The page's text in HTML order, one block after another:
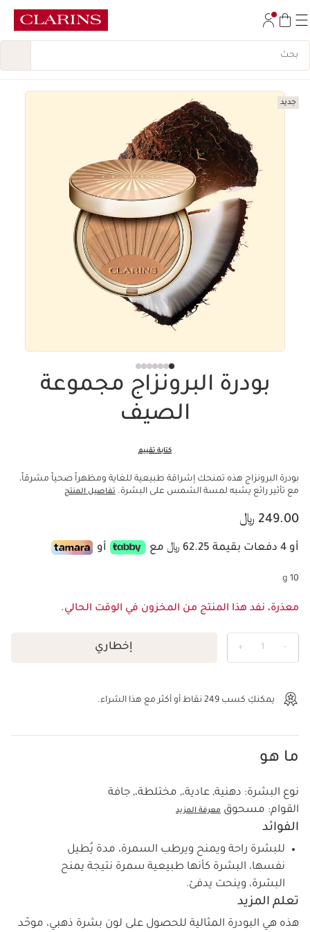
تخط إلى المحتوى
جديد
بودرة البرونزاج مجموعة
الصيف
كتابة تقييم
بودرة البرونزاج هذه تمنحك إشراقة طبيعية للغاية ومظهراً صحياً مشرقاً،
مع تأثير رائع يشبه لمسة الشمس على البشرة. تفاصيل المنتج
السعر الحالي هو 249.00 ﷼
249.00 ﷼
أو 4 دفعات بقيمة 62.25 ﷼ مع أو
10 g
معذرة، نفد هذا المنتج من المخزون في الوقت الحالي.
-
1
+ إخطاري
يمكنكِ كسب 249 نقاط أو أكثر مع هذا الشراء.
ما هو
نوع البشرة: دهنية, عادية،, مختلطة،, جافة
القوام: مسحوق معرفة المزيد
الفوائد
للبشرة راحة ويمنح ويرطب السمرة، مدة يُطيل
نفسها، البشرة كأنها طبيعية سمرة نتيجة يمنح
البشرة، وينحت يدفئ.
تعلم المزيد
هذه هي البودرة المثالية للحصول على لون بشرة ذهبي، موحّد